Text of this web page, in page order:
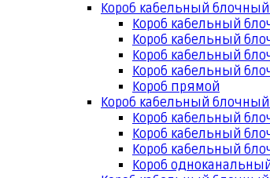
Короб кабельный
Короб кабельный
Короб кабельный
Короб кабельный
Короб кабельный
Короб прямой
Короб кабельный
Короб кабельный
Короб кабельный
Короб кабельный
Короб